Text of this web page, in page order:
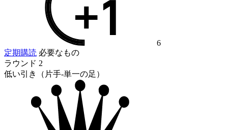
6
定期購読 必要なもの
ラウンド 2
低い引き（片手-単一の足）